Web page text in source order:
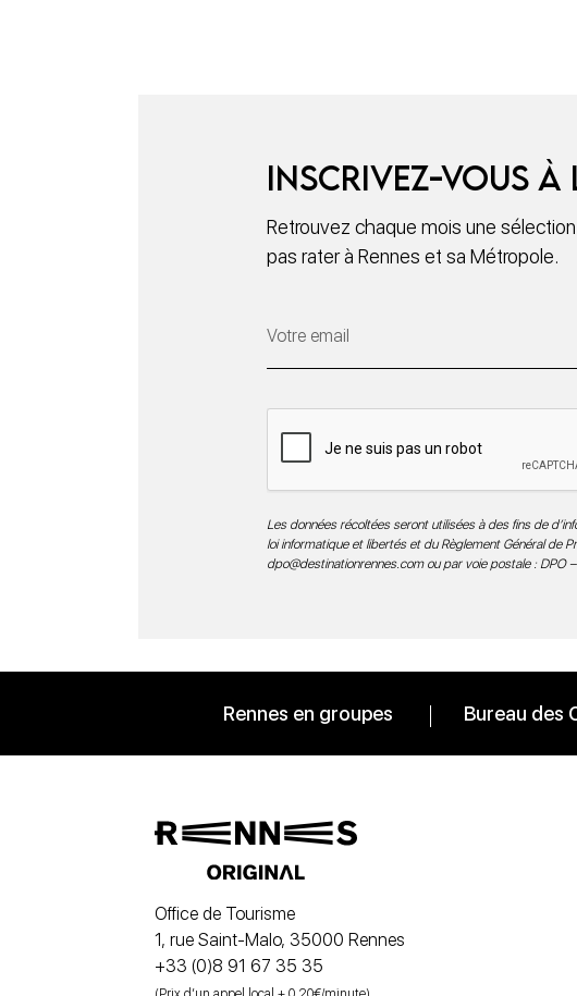
Inscrivez-vous
Retrouvez chaque mois une
pas rater à Rennes et sa Métropole.
Les données récoltées seront utilisées à des fins de
loi informatique et libertés et du Règlement Général de
dpo@destinationrennes.comou par voie postale : DPO
Rennes en groupes Bureau des
Office de Tourisme
1, rue Saint-Malo, 35000 Rennes
+33 (0)8 91 67 35 35